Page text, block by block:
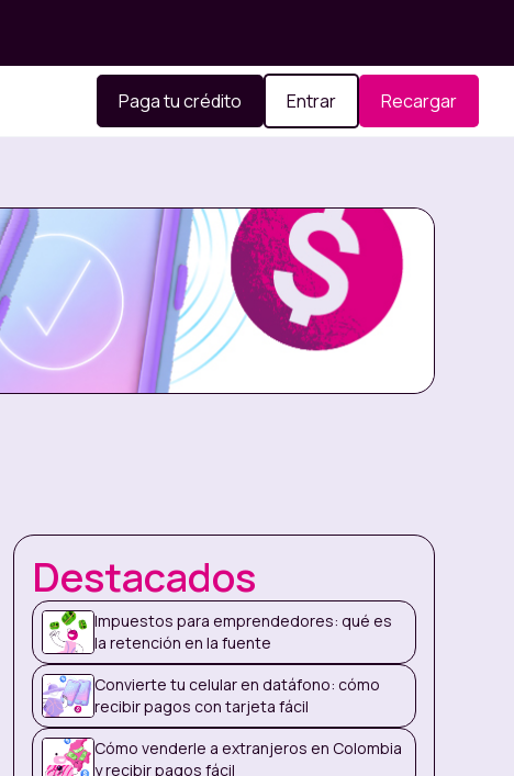
Paga tu crédito Entrar Recargar
Destacados
Impuestos para emprendedores: qué es
la retención en la fuente
Convierte tu celular en datáfono: cómo
recibir pagos con tarjeta fácil
Cómo venderle a extranjeros en Colombia
y recibir pagos fácil